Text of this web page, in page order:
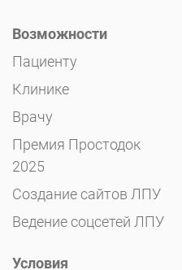
Возможности
Пациенту
Клинике
Врачу
Премия Простодок
2025
Создание сайтов ЛПУ
Ведение соцсетей ЛПУ
Условия